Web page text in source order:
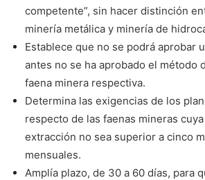
competente”, sin hacer distinción
minería metálica y minería de
Establece que no se podrá aprobar
antes no se ha aprobado el método
faena minera respectiva.
Determina las exigencias de los
respecto de las faenas mineras
extracción no sea superior a cinco
mensuales.
Amplía plazo, de 30 a 60 días, para